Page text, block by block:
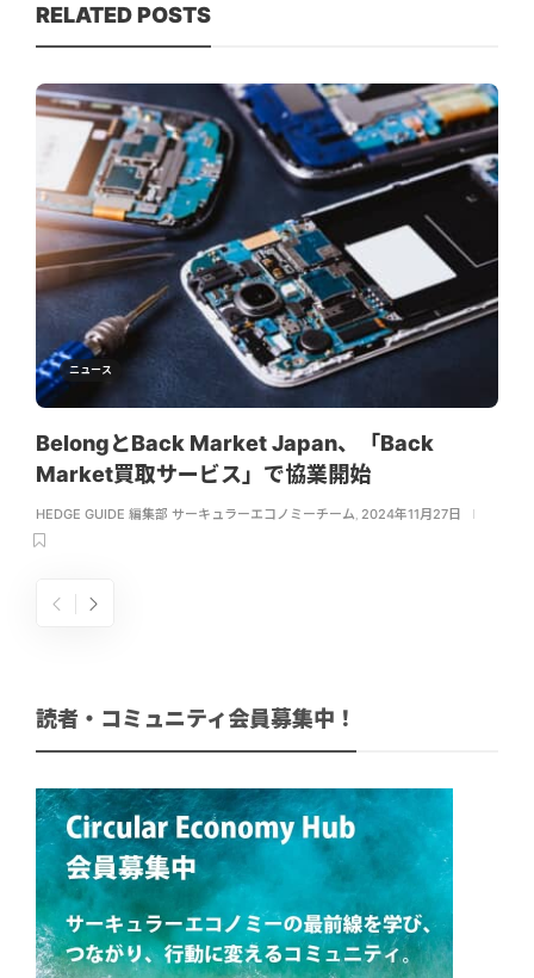
RELATED POSTS
ニュース
BelongとBack Market Japan、「Back
Market買取サービス」で協業開始
HEDGE GUIDE 編集部 サーキュラーエコノミーチーム 2024年11月27日
読者・コミュニティ会員募集中！